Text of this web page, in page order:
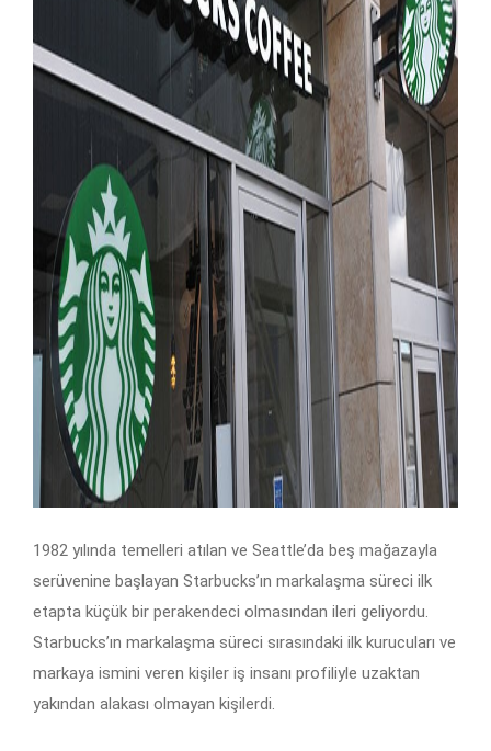
1982 yılında temelleri atılan ve Seattle’da beş mağazayla
serüvenine başlayan Starbucks’ın markalaşma süreci ilk
etapta küçük bir perakendeci olmasından ileri geliyordu.
Starbucks’ın markalaşma süreci sırasındaki ilk kurucuları ve
markaya ismini veren kişiler iş insanı profiliyle uzaktan
yakından alakası olmayan kişilerdi.